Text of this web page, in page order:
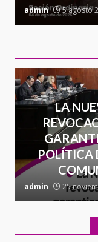
admin 5 agosto
LA
POLÍTICA
admin 25